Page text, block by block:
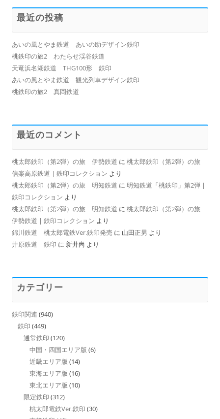
最近の投稿
あいの風とやま鉄道 あいの助デザイン鉄印
桃鉄印の旅2 わたらせ渓谷鉄道
天竜浜名湖鉄道 THG100形 鉄印
あいの風とやま鉄道 観光列車デザイン鉄印
桃鉄印の旅2 真岡鉄道
最近のコメント
桃太郎鉄印（第2弾）の旅 伊勢鉄道 に 桃太郎鉄印（第2弾）の旅
信楽高原鉄道 | 鉄印コレクション より
桃太郎鉄印（第2弾）の旅 明知鉄道 に 明知鉄道「桃鉄印」第2弾 |
鉄印コレクション より
桃太郎鉄印（第2弾）の旅 明知鉄道 に 桃太郎鉄印（第2弾）の旅
伊勢鉄道 | 鉄印コレクション より
錦川鉄道 桃太郎電鉄Ver.鉄印発売 に 山田正男 より
井原鉄道 鉄印 に 新井尚 より
カテゴリー
鉄印関連 (940)
鉄印 (449)
通常鉄印 (120)
中国・四国エリア版 (6)
近畿エリア版 (14)
東海エリア版 (16)
東北エリア版 (10)
限定鉄印 (312)
桃太郎電鉄Ver.鉄印 (30)